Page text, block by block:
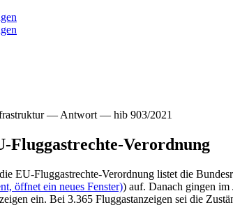
— Antwort — hib 903/2021
Fluggastrechte-Verordnung
EU-Fluggastrechte-Verordnung listet die
öffnet ein neues Fenster)) auf. Danach gingen
ein. Bei 3.365 Fluggastanzeigen sei die